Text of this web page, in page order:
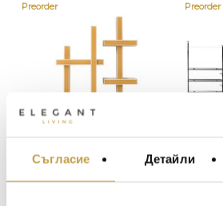
Съгласие Детайли
Preorder
Етажерка Lepid
Preorder